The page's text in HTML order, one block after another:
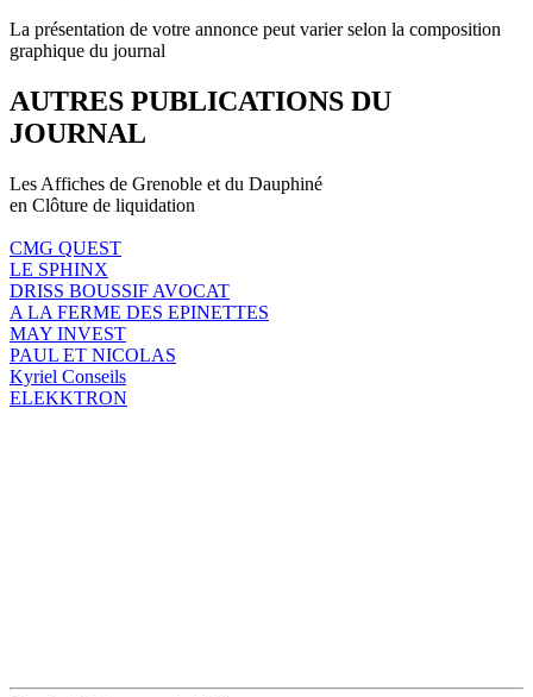
La présentation de votre annonce peut varier selon la composition
graphique du journal
AUTRES PUBLICATIONS DU
JOURNAL
Les Affiches de Grenoble et du Dauphiné
en Clôture de liquidation
CMG QUEST
LE SPHINX
DRISS BOUSSIF AVOCAT
A LA FERME DES EPINETTES
MAY INVEST
PAUL ET NICOLAS
Kyriel Conseils
ELEKKTRON